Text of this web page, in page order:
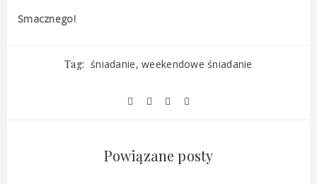
Smacznego!
Tag: śniadanie weekendowe śniadanie
Powiązane posty